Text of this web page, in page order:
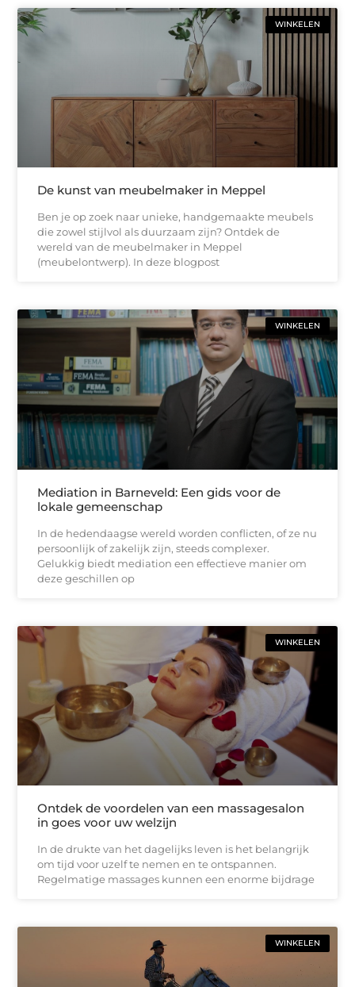
WINKELEN
De kunst van meubelmaker in Meppel
Ben je op zoek naar unieke, handgemaakte meubels
die zowel stijlvol als duurzaam zijn? Ontdek de
wereld van de meubelmaker in Meppel
(meubelontwerp). In deze blogpost
WINKELEN
Mediation in Barneveld: Een gids voor de
lokale gemeenschap
In de hedendaagse wereld worden conflicten, of ze nu
persoonlijk of zakelijk zijn, steeds complexer.
Gelukkig biedt mediation een effectieve manier om
deze geschillen op
WINKELEN
Ontdek de voordelen van een massagesalon
in goes voor uw welzijn
In de drukte van het dagelijks leven is het belangrijk
om tijd voor uzelf te nemen en te ontspannen.
Regelmatige massages kunnen een enorme bijdrage
WINKELEN